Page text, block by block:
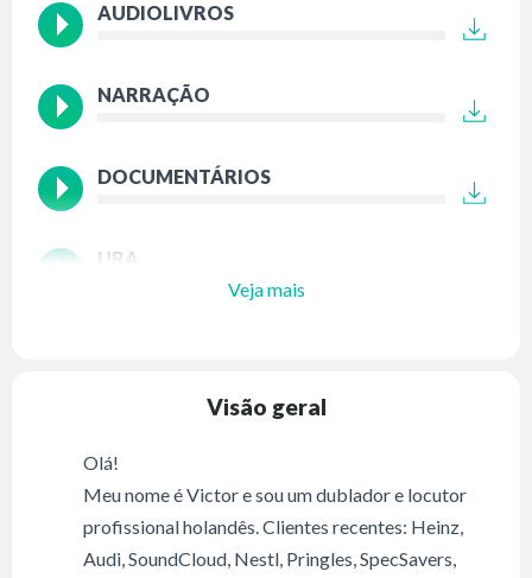
AUDIOLIVROS
NARRAÇÃO
DOCUMENTÁRIOS
URA
Veja mais
Visão geral
Olá!
Meu nome é Victor e sou um dublador e locutor
profissional holandês. Clientes recentes: Heinz,
Audi, SoundCloud, Nestl, Pringles, SpecSavers,